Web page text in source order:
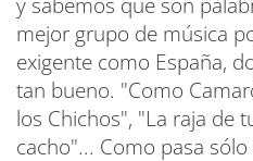
mejor grupo de música
exigente como España,
tan bueno. "Como
los Chichos", "La raja de
cacho"... Como pasa